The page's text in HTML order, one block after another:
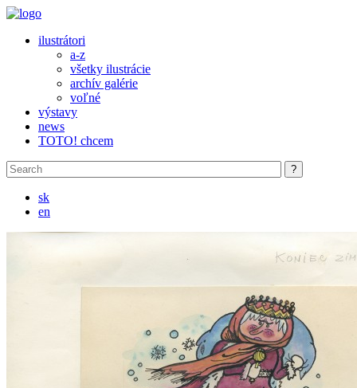
Skip to main content
ilustrátori
a-z
všetky ilustrácie
archív galérie
voľné
výstavy
news
TOTO! chcem
sk
en